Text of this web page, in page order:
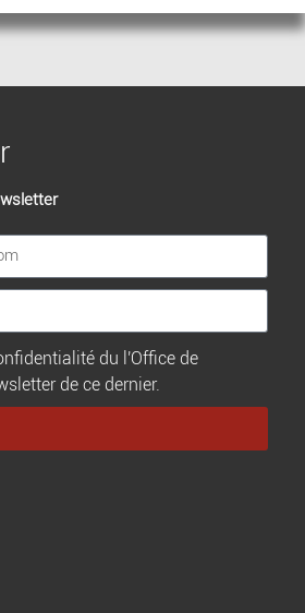
du l'Office de
de ce dernier.